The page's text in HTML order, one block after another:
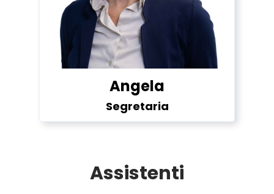
Angela
Segretaria
Assistenti